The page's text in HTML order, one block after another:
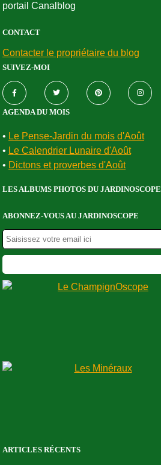
portail Canalblog
CONTACT
Contacter le propriétaire du blog
SUIVEZ-MOI
AGENDA DU MOIS
• Le Pense-Jardin du mois d'Août
• Le Calendrier Lunaire d'Août
• Dictons et proverbes d'Août
LES ALBUMS PHOTOS DU JARDINOSCOPE
ABONNEZ-VOUS AU JARDINOSCOPE
ARTICLES RÉCENTS